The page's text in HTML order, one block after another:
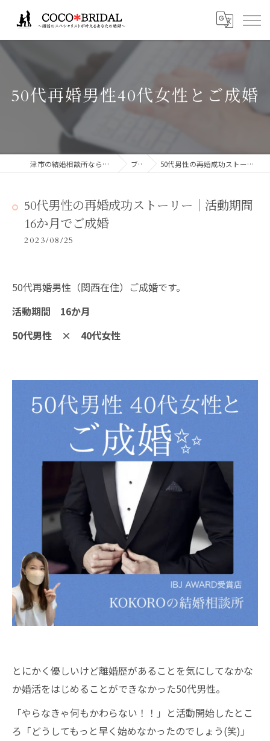
50代再婚男性40代女性とご成婚
津市の結婚相談所ならCocoBridalココブライダル ブログ 50代男性の再婚成功ストーリー｜活動期間16か月でご成婚
50代男性の再婚成功ストーリー｜活動期間
16か月でご成婚
2023/08/25
50代再婚男性（関西在住）ご成婚です。
活動期間 16か月
50代男性 × 40代女性
とにかく優しいけど離婚歴があることを気にしてなかな
か婚活をはじめることができなかった50代男性。
「やらなきゃ何もかわらない！！」と活動開始したとこ
ろ「どうしてもっと早く始めなかったのでしょう(笑)」